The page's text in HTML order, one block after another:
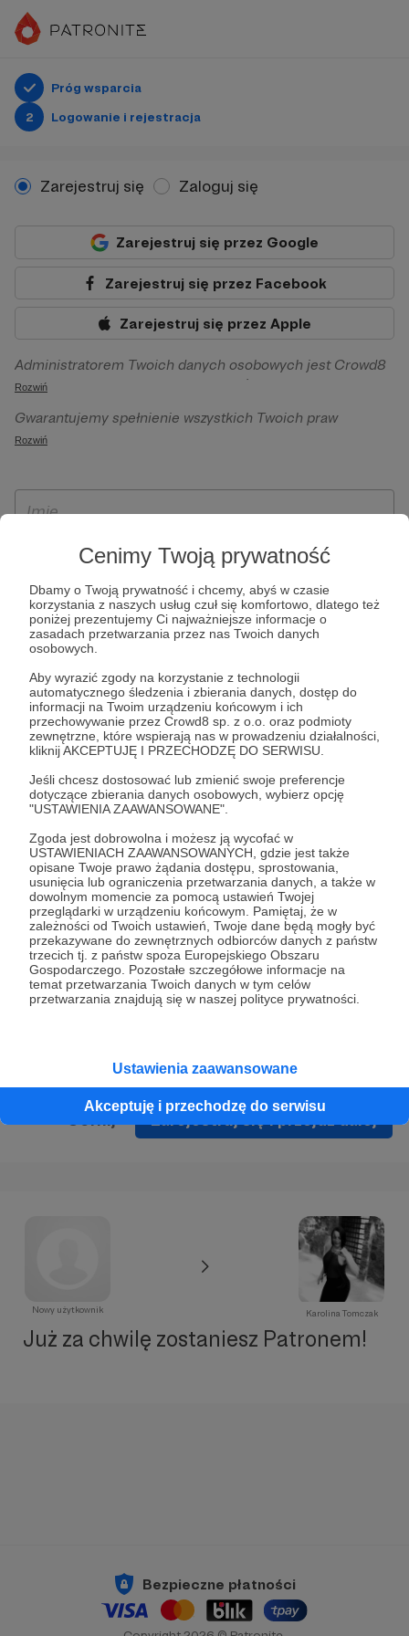
Cenimy Twoją prywatność
Dbamy o Twoją prywatność i chcemy, abyś w czasie
korzystania z naszych usług czuł się komfortowo, dlatego też
poniżej prezentujemy Ci najważniejsze informacje o
zasadach przetwarzania przez nas Twoich danych
osobowych.
Aby wyrazić zgody na korzystanie z technologii
automatycznego śledzenia i zbierania danych, dostęp do
informacji na Twoim urządzeniu końcowym i ich
przechowywanie przez Crowd8 sp. z o.o. oraz podmioty
zewnętrzne, które wspierają nas w prowadzeniu działalności,
kliknij AKCEPTUJĘ I PRZECHODZĘ DO SERWISU.
Jeśli chcesz dostosować lub zmienić swoje preferencje
dotyczące zbierania danych osobowych, wybierz opcję
"USTAWIENIA ZAAWANSOWANE".
Zgoda jest dobrowolna i możesz ją wycofać w
USTAWIENIACH ZAAWANSOWANYCH, gdzie jest także
opisane Twoje prawo żądania dostępu, sprostowania,
usunięcia lub ograniczenia przetwarzania danych, a także w
dowolnym momencie za pomocą ustawień Twojej
przeglądarki w urządzeniu końcowym. Pamiętaj, że w
zależności od Twoich ustawień, Twoje dane będą mogły być
przekazywane do zewnętrznych odbiorców danych z państw
trzecich tj. z państw spoza Europejskiego Obszaru
Gospodarczego. Pozostałe szczegółowe informacje na
temat przetwarzania Twoich danych w tym celów
przetwarzania znajdują się w naszej polityce prywatności.
Ustawienia zaawansowane
Akceptuję i przechodzę do serwisu
Próg wsparcia
2
Logowanie i rejestracja
Zarejestruj się Zaloguj się
Zarejestruj się przez Google
Zarejestruj się przez Facebook
Zarejestruj się przez Apple
Administratorem Twoich danych osobowych jest Crowd8
sp. z o.o. z siedziba w Warszawie, ul. Żwirki i Wigury 16, 02-
092 Warszawa. Twoje dane osobowe będą przetwarzane w
szczególności w celu wykonania umowy zawartej z Tobą, w
Patronite.pl, w tym możliwości dokonywania oraz
otrzymywania wsparcia na naszej platformie oraz
Rozwiń
Gwarantujemy spełnienie wszystkich Twoich praw
wynikających z ogólnego rozporządzenia o ochronie
ich przenoszenia, niepodlegania zautomatyzowanemu
wyrażenia sprzeciwu wobec przetwarzania Twoich danych
osobowych. Rejestracja dla osób niepełnoletnich możliwa
jest po przekazaniu podpisanego formularza "Zgodna na
założenie konta przez osobę niepełnoletnią", formularz
dostępny jest na stronie regulaminu Patronite.pl.
Rozwiń
* Zapoznałem się i akceptujęRegulaminserwisu oraz
* Wyrażam zgodę na przetwarzanie moich danych
osobowych podanych w formularzu rejestracyjnym w celu
prawidłowego świadczenia usług serwisu Patronite.
Wyrażam zgodę na otrzymywanie drogą elektroniczną
informacji handlowych - newslettera. Opcja ta może zostać
zmieniona w ustawieniach konta.
Zarejestruj się i przejdź dalej
Nowy użytkownik Karolina Tomczak
Już za chwilę zostaniesz Patronem!
Bezpieczne płatności